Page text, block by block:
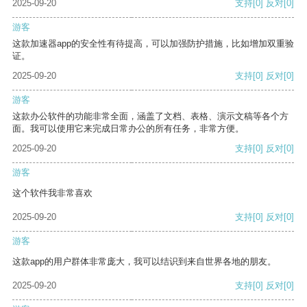
2025-09-20 支持 [0] 反对 [0]
游客
这款加速器app的安全性有待提高，可以加强防护措施，比如增加双重验
证。
2025-09-20
支持[0] 反对[0]
游客
这款办公软件的功能非常全面，涵盖了文档、表格、演示文稿等各个方
面。我可以使用它来完成日常办公的所有任务，非常方便。
2025-09-20
支持[0] 反对[0]
游客
这个软件我非常喜欢
2025-09-20 支持[0] 反对[0]
游客
这款app的用户群体非常庞大，我可以结识到来自世界各地的朋友。
2025-09-20 支持[0] 反对[0]